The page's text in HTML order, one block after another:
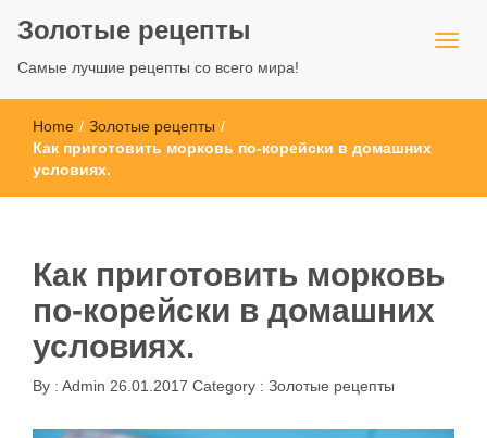
Золотые рецепты
Самые лучшие рецепты со всего мира!
Home / Золотые рецепты /
Как приготовить морковь по-корейски в домашних
условиях.
Как приготовить морковь
по-корейски в домашних
условиях.
By : Admin 26.01.2017 Category : Золотые рецепты